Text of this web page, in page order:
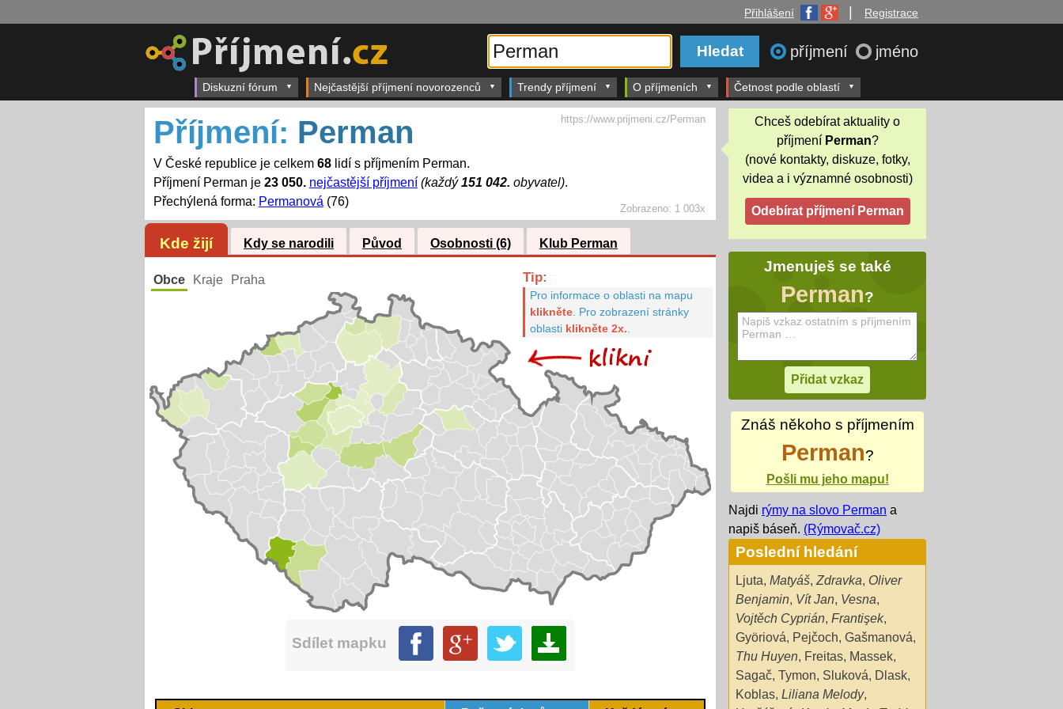
Přihlášení Registrace
příjmení jméno
Diskuzní fórum Nejčastější příjmení novorozenců Trendy příjmení O příjmeních Četnost podle oblastí
Zobrazeno: 1 003x
Příjmení: Perman
V České republice je celkem 68lidí s příjmením Perman.
Příjmení Perman je 23 050. nejčastější příjmení (každý151 042. obyvatel).
Přechýlená forma: Permanová (76)
https://www.prijmeni.cz/Perman
Kde žijí Kdy se narodili Původ Osobnosti (6) Klub Perman
Obce Kraje Praha Tip:
Pro informace o oblasti na mapu
klikněte. Pro zobrazení stránky
oblasti klikněte 2x.
Sdílet mapku
Chceš odebírat aktuality o
příjmení Perman?
(nové kontakty, diskuze, fotky,
videa a i významné osobnosti)
Jmenuješ se také
Perman?
Znáš někoho s příjmením
Perman?
Pošli mu jeho mapu!
Najdi rýmy na slovo Perman a
napiš báseň. (Rýmovač.cz)
Poslední hledání
Ljuta, Matyáš, Zdravka, Oliver
Benjamin, Vít Jan, Vesna,
Vojtěch Cyprián, Frantişek,
Györiová, Pejčoch, Gašmanová,
Thu Huyen, Freitas, Massek,
Sagač, Tymon, Sluková, Dlask,
Koblas, Liliana Melody,